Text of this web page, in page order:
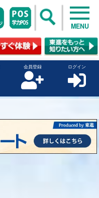
MENU
会員登録 ログイン